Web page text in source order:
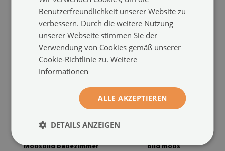
89.99 €
Größe von: 63x43 cm
89.99 €
Moosbild badezimmer
Bild moos
Benutzerfreundlichkeit unserer Website zu
verbessern. Durch die weitere Nutzung
unserer Webseite stimmen Sie der
Verwendung von Cookies gemäß unserer
Cookie-Richtlinie zu.Weitere
Informationen
ALLE AKZEPTIEREN
DETAILS ANZEIGEN